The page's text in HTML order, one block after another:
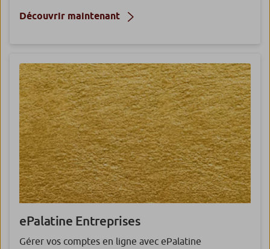
Découvrir maintenant
ePalatine Entreprises
Gérer vos comptes en ligne avec ePalatine